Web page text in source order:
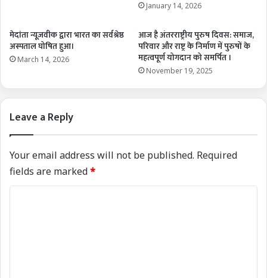
January 14, 2026
मेदांता न्यूज़वीक द्वारा भारत का सर्वश्रेष्ठ
अस्पताल घोषित हुआ।
March 14, 2026
आज है अंतरराष्ट्रीय पुरुष दिवस: समाज,
परिवार और राष्ट्र के निर्माण में पुरुषों के
महत्वपूर्ण योगदान को समर्पित ।
November 19, 2025
Leave a Reply
Your email address will not be published. Required
fields are marked*